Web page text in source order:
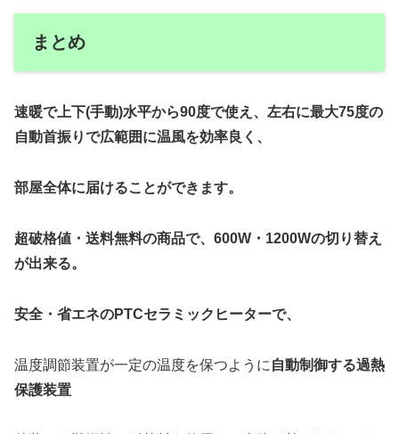
まとめ
速暖で上下(手動)水平から90度で使え、左右に最大75度の
自動首振りで広範囲に温風を効率良く、
部屋全体に届けることができます。
超破格値・送料無料の商品で、600W・1200Wの切り替え
が出来る。
安全・省エネのPTCセラミックヒーターで、
温度調節装置が一定の温度を保つように 自動制御する過熱
保護装置